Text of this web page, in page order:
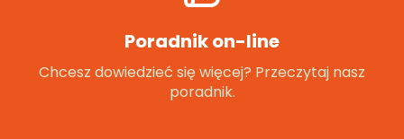
Poradnik on-line
Chcesz dowiedzieć się więcej? Przeczytaj nasz
poradnik.